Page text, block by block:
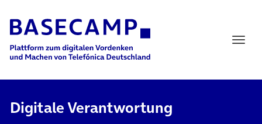
Main Navigation
Digitale Verantwortung